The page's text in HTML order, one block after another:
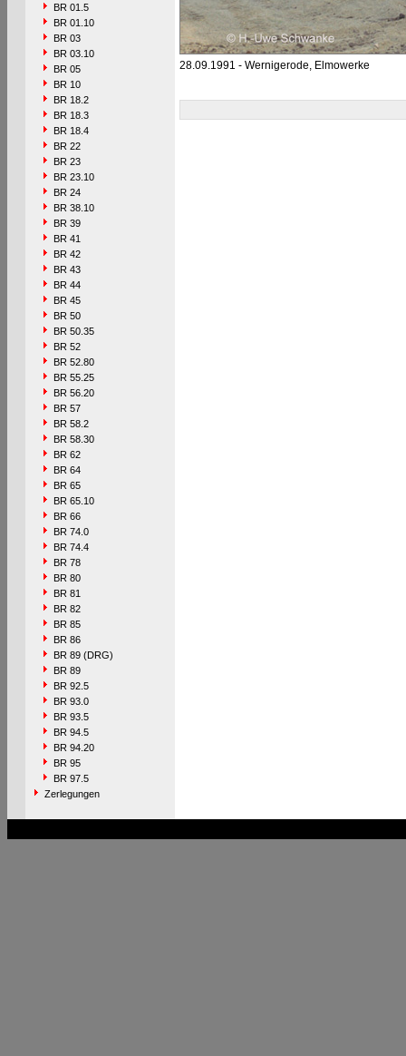
BR 01.5
BR 01.10
BR 03
BR 03.10
BR 05
BR 10
BR 18.2
BR 18.3
BR 18.4
BR 22
BR 23
BR 23.10
BR 24
BR 38.10
BR 39
BR 41
BR 42
BR 43
BR 44
BR 45
BR 50
BR 50.35
BR 52
BR 52.80
BR 55.25
BR 56.20
BR 57
BR 58.2
BR 58.30
BR 62
BR 64
BR 65
BR 65.10
BR 66
BR 74.0
BR 74.4
BR 78
BR 80
BR 81
BR 82
BR 85
BR 86
BR 89 (DRG)
BR 89
BR 92.5
BR 93.0
BR 93.5
BR 94.5
BR 94.20
BR 95
BR 97.5
Zerlegungen
28.09.1991 - Wernigerode, Elmowerke